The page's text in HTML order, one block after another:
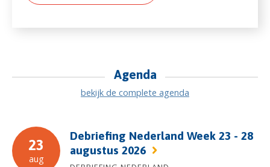
Agenda
bekijk de complete agenda
23
aug
Debriefing Nederland Week 23 - 28
augustus 2026